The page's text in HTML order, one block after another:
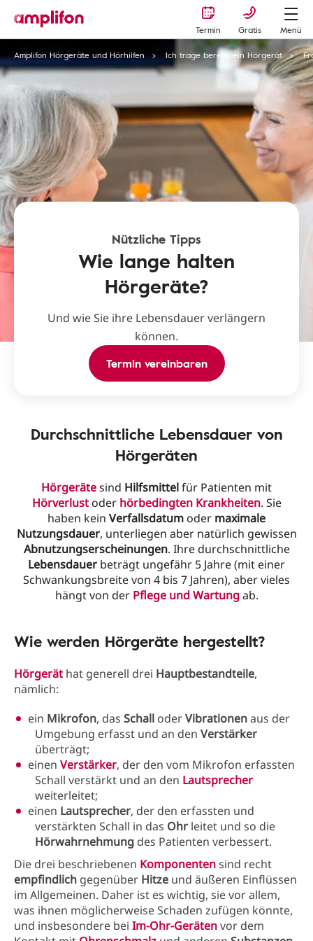
Termin Gratis
Menü
Amplifon Hörgeräte und Hörhilfen
Ich trage bereits ein Hörgerät
Nützliche Tipps
Wie lange halten
Hörgeräte?
Und wie Sie ihre Lebensdauer verlängern
können.
Termin vereinbaren
Durchschnittliche Lebensdauer von
Hörgeräten
Hörgerätesind Hilfsmittelfür Patienten mit
Hörverlustoder hörbedingten Krankheiten. Sie
haben kein Verfallsdatumoder maximale
Nutzungsdauer, unterliegen aber natürlich gewissen
Abnutzungserscheinungen. Ihre durchschnittliche
Lebensdauer beträgt ungefähr 5 Jahre (mit einer
Schwankungsbreite von 4 bis 7 Jahren), aber vieles
hängt von der PflegeundWartungab.
Wie werden Hörgeräte hergestellt?
Hörgerät hat generell drei Hauptbestandteile,
nämlich:
ein Mikrofon, das Schall oderVibrationenaus der
Umgebung erfasst und an den Verstärker
überträgt;
einen Verstärker, der den vom Mikrofon erfassten
Schall verstärkt und an den Lautsprecher
weiterleitet;
einen Lautsprecher, der den erfassten und
verstärkten Schall in das Ohr leitet und so die
Hörwahrnehmung des Patienten verbessert.
Die drei beschriebenen Komponentensind recht
empfindlich gegenüber Hitze und äußeren Einflüssen
im Allgemeinen. Daher ist es wichtig, sie vor allem,
was ihnen möglicherweise Schaden zufügen könnte,
und insbesondere bei Im-Ohr-Gerätenvor dem